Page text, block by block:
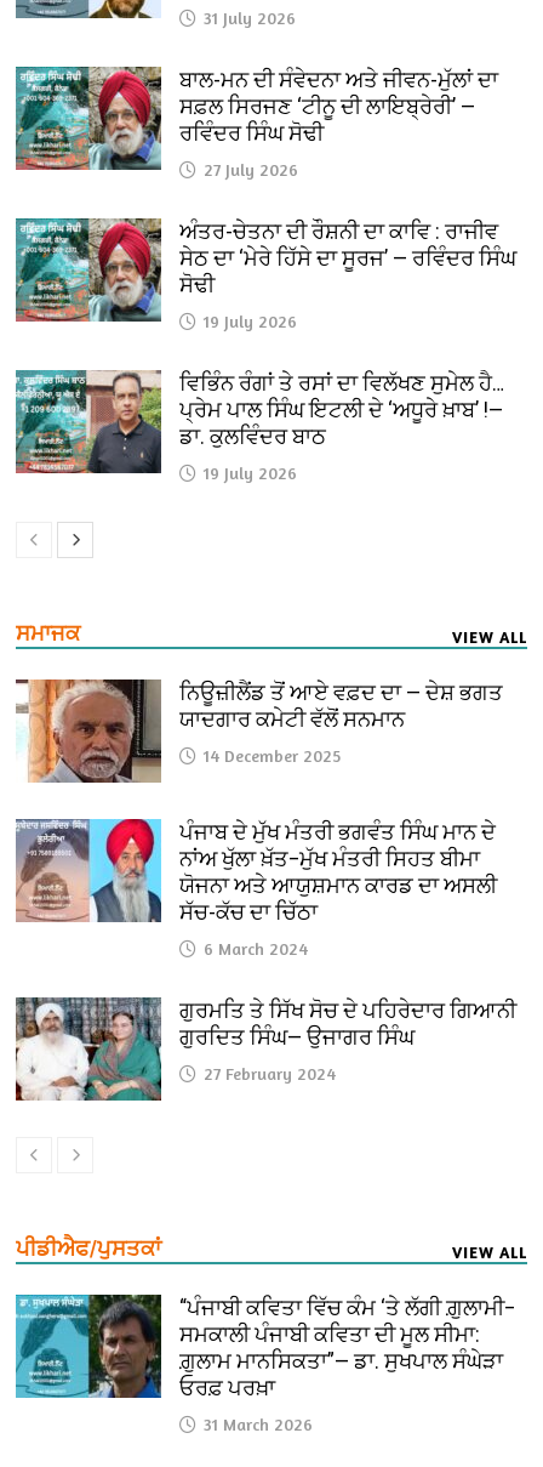
31 July 2026
ਬਾਲ-ਮਨ ਦੀ ਸੰਵੇਦਨਾ ਅਤੇ ਜੀਵਨ-ਮੁੱਲਾਂ ਦਾ
ਸਫ਼ਲ ਸਿਰਜਣ ‘ਟੀਨੂ ਦੀ ਲਾਇਬ੍ਰੇਰੀ’ —
ਰਵਿੰਦਰ ਸਿੰਘ ਸੋਢੀ
27 July 2026
ਅੰਤਰ-ਚੇਤਨਾ ਦੀ ਰੌਸ਼ਨੀ ਦਾ ਕਾਵਿ : ਰਾਜੀਵ
ਸੇਠ ਦਾ ‘ਮੇਰੇ ਹਿੱਸੇ ਦਾ ਸੂਰਜ’ — ਰਵਿੰਦਰ ਸਿੰਘ
ਸੋਢੀ
19 July 2026
ਵਿਭਿੰਨ ਰੰਗਾਂ ਤੇ ਰਸਾਂ ਦਾ ਵਿਲੱਖਣ ਸੁਮੇਲ ਹੈ…
ਪ੍ਰੇਮ ਪਾਲ ਸਿੰਘ ਇਟਲੀ ਦੇ ‘ਅਧੂਰੇ ਖ਼ਾਬ’ !—
ਡਾ. ਕੁਲਵਿੰਦਰ ਬਾਠ
19 July 2026
ਸਮਾਜਕ VIEW ALL
ਨਿਊਜ਼ੀਲੈਂਡ ਤੋਂ ਆਏ ਵਫ਼ਦ ਦਾ — ਦੇਸ਼ ਭਗਤ
ਯਾਦਗਾਰ ਕਮੇਟੀ ਵੱਲੋਂ ਸਨਮਾਨ
14 December 2025
ਪੰਜਾਬ ਦੇ ਮੁੱਖ ਮੰਤਰੀ ਭਗਵੰਤ ਸਿੰਘ ਮਾਨ ਦੇ
ਨਾਂਅ ਖੁੱਲਾ ਖ਼ੱਤ–ਮੁੱਖ ਮੰਤਰੀ ਸਿਹਤ ਬੀਮਾ
ਯੋਜਨਾ ਅਤੇ ਆਯੁਸ਼ਮਾਨ ਕਾਰਡ ਦਾ ਅਸਲੀ
ਸੱਚ-ਕੱਚ ਦਾ ਚਿੱਠਾ
6 March 2024
ਗੁਰਮਤਿ ਤੇ ਸਿੱਖ ਸੋਚ ਦੇ ਪਹਿਰੇਦਾਰ ਗਿਆਨੀ
ਗੁਰਦਿਤ ਸਿੰਘ— ਉਜਾਗਰ ਸਿੰਘ
27 February 2024
ਪੀਡੀਐਫ/ਪੁਸਤਕਾਂ VIEW ALL
“ਪੰਜਾਬੀ ਕਵਿਤਾ ਵਿੱਚ ਕੰਮ ‘ਤੇ ਲੱਗੀ ਗ਼ੁਲਾਮੀ–
ਸਮਕਾਲੀ ਪੰਜਾਬੀ ਕਵਿਤਾ ਦੀ ਮੂਲ ਸੀਮਾ:
ਗ਼ੁਲਾਮ ਮਾਨਸਿਕਤਾ”— ਡਾ. ਸੁਖਪਾਲ ਸੰਘੇੜਾ
ਓਰਫ਼ ਪਰਖ਼ਾ
31 March 2026